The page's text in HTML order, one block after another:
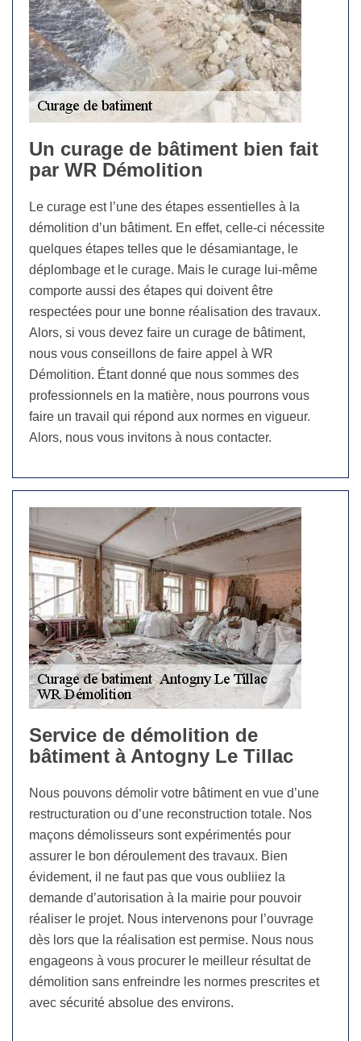
Un curage de bâtiment bien fait
par WR Démolition
Le curage est l’une des étapes essentielles à la
démolition d’un bâtiment. En effet, celle-ci nécessite
quelques étapes telles que le désamiantage, le
déplombage et le curage. Mais le curage lui-même
comporte aussi des étapes qui doivent être
respectées pour une bonne réalisation des travaux.
Alors, si vous devez faire un curage de bâtiment,
nous vous conseillons de faire appel à WR
Démolition. Étant donné que nous sommes des
professionnels en la matière, nous pourrons vous
faire un travail qui répond aux normes en vigueur.
Alors, nous vous invitons à nous contacter.
Service de démolition de
bâtiment à Antogny Le Tillac
Nous pouvons démolir votre bâtiment en vue d’une
restructuration ou d’une reconstruction totale. Nos
maçons démolisseurs sont expérimentés pour
assurer le bon déroulement des travaux. Bien
évidement, il ne faut pas que vous oubliiez la
demande d’autorisation à la mairie pour pouvoir
réaliser le projet. Nous intervenons pour l’ouvrage
dès lors que la réalisation est permise. Nous nous
engageons à vous procurer le meilleur résultat de
démolition sans enfreindre les normes prescrites et
avec sécurité absolue des environs.